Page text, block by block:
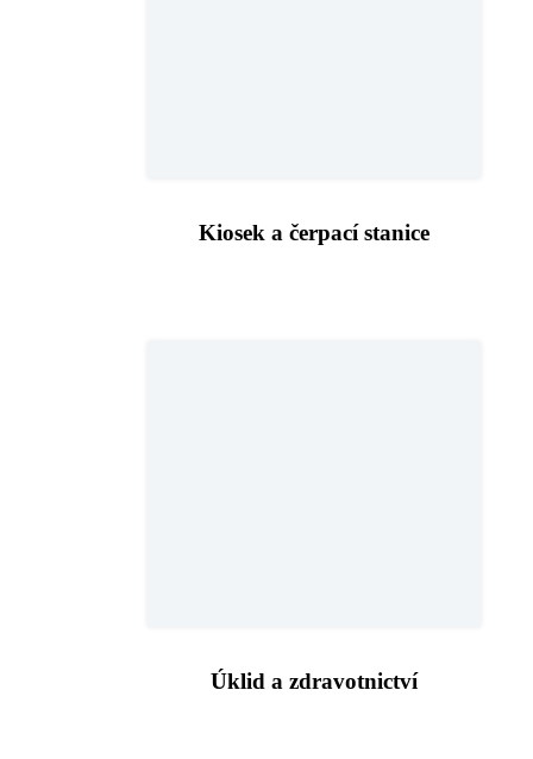
Kiosek a čerpací stanice
Úklid a zdravotnictví